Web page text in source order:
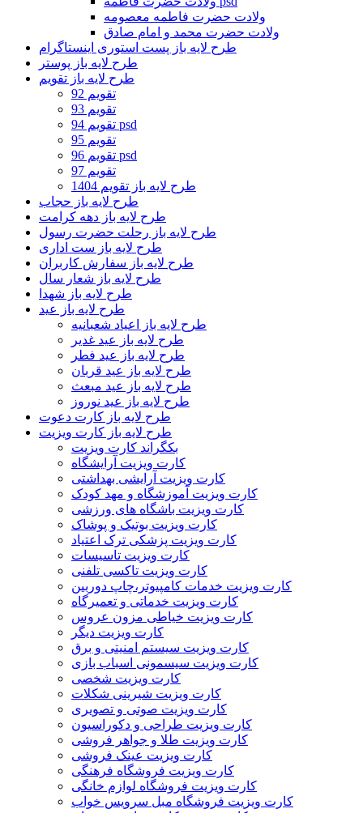
ولادت حضرت فاطمه معصومه
ولادت حضرت محمد و امام صادق
طرح لایه باز پست استوری اینستاگرام
طرح لایه باز پوستر
طرح لایه باز تقویم
تقویم 92
تقویم 93
تقویم 94 psd
تقویم 95
تقویم 96 psd
تقویم 97
طرح لایه باز تقویم 1404
طرح لایه باز حجاب
طرح لایه باز دهه کرامت
طرح لایه باز رحلت حضرت رسول
طرح لایه باز ست اداری
طرح لایه باز سفارش کاربران
طرح لایه باز شعار سال
طرح لایه باز شهدا
طرح لایه باز عید
طرح لایه باز اعیاد شعبانیه
طرح لایه باز عید غدیر
طرح لایه باز عید فطر
طرح لایه باز عید قربان
طرح لایه باز عید مبعث
طرح لایه باز عید نوروز
طرح لایه باز کارت دعوت
طرح لایه باز کارت ویزیت
بکگراند کارت ویزیت
کارت ویزیت آرایشگاه
کارت ویزیت آرایشی بهداشتی
کارت ویزیت آموزشگاه و مهد کودک
کارت ویزیت باشگاه های ورزشی
کارت ویزیت بوتیک و پوشاک
کارت ویزیت پزشکی ترک اعتیاد
کارت ویزیت تاسیسات
کارت ویزیت تاکسی تلفنی
کارت ویزیت خدمات کامپیوتر،چاپ دوربین
کارت ویزیت خدماتی و تعمیرگاه
کارت ویزیت خیاطی مزون عروس
کارت ویزیت دیگر
کارت ویزیت سیستم امنیتی و برق
کارت ویزیت سیسمونی اسباب بازی
کارت ویزیت شخصی
کارت ویزیت شیرینی شکلات
کارت ویزیت صوتی و تصویری
کارت ویزیت طراحی و دکوراسیون
کارت ویزیت طلا و جواهر فروشی
کارت ویزیت عینک فروشی
کارت ویزیت فروشگاه فرهنگی
کارت ویزیت فروشگاه لوازم خانگی
کارت ویزیت فروشگاه مبل سرویس خواب